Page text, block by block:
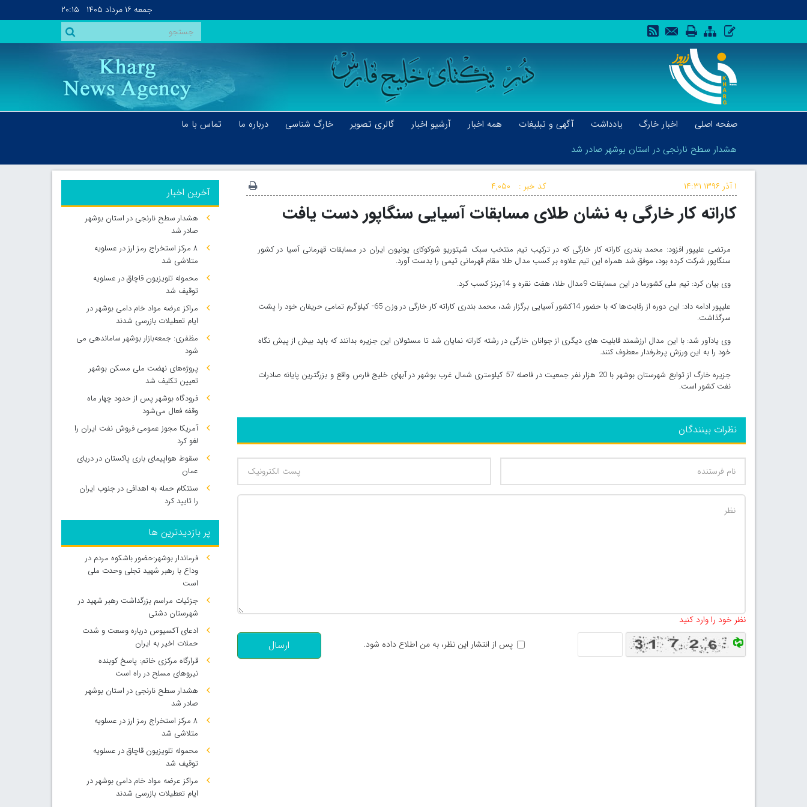
جمعه ۱۶ مرداد ۱۴۰۵ ۲۰:۱۵
صفحه اصلی اخبار خارگ یادداشت آگهی و تبلیغات همه اخبار آرشیو اخبار گالری تصویر خارگ شناسی درباره ما
تماس با ما
هشدار سطح نارنجی در استان بوشهر صادر شد
هشدار سطح نارنجی در استان بوشهر صادر شد
کد خبر : ۴,۰۵۰ ۱ آذر ۱۳۹۶ ۱۴:۳۱
کاراته کار خارگی به نشان طلای مسابقات آسیایی سنگاپور دست یافت
مرتضی علیپور افزود: محمد بندری کاراته کار خارگی که در ترکیب تیم منتخب سبک شیتوریو شوکوکای یونیون ایران در مسابقات قهرمانی آسیا در کشور
سنگاپور شرکت کرده بود، موفق شد همراه این تیم علاوه بر کسب مدال طلا مقام قهرمانی تیمی را بدست آورد.
وی بیان کرد: تیم ملی کشورما در این مسابقات 9مدال طلا، هفت نقره و 14برنز کسب کرد.
علیپور ادامه داد: این دوره از رقابت‌ها که با حضور 14کشور آسیایی برگزار شد، محمد بندری کاراته کار خارگی در وزن 65- کیلوگرم تمامی حریفان خود را پشت
سرگذاشت.
وی یادآور شد: با این مدال ارزشمند قابلیت های دیگری از جوانان خارگی در رشته کاراته نمایان شد تا مسئولان این جزیره بدانند که باید بیش از پیش نگاه
خود را به این ورزش پرطرفدار معطوف کنند.
جزیره خارگ از توابع شهرستان بوشهر با 20 هزار نفر جمعیت در فاصله 57 کیلومتری شمال غرب بوشهر در آبهای خلیج فارس واقع و بزرگترین پایانه صادرات
نفت کشور است.
نظرات بینندگان
نظر خود را وارد کنید
پس از انتشار این نظر، به من اطلاع داده شود.
ارسال
آخرین اخبار
هشدار سطح نارنجی در استان بوشهر
صادر شد
۸ مرکز استخراج رمز ارز در عسلویه
متلاشی شد
محموله تلویزیون قاچاق در عسلویه
توقیف شد
مراکز عرضه مواد خام دامی بوشهر در
ایام تعطیلات بازرسی شدند
مظفری: جمعه‌بازار بوشهر ساماندهی می‌
شود
پروژه‌های نهضت ملی مسکن بوشهر
تعیین تکلیف شد
فرودگاه بوشهر پس از حدود چهار ماه
وقفه فعال می‌شود
آمریکا مجوز عمومی فروش نفت ایران را
لغو کرد
سقوط هواپیمای باری پاکستان در دریای
عمان
سنتکام حمله به اهدافی در جنوب ایران
را تایید کرد
پر بازدیدترین ها
فرماندار بوشهر:حضور باشکوه مردم در
وداع با رهبر شهید تجلی وحدت ملی
است
جزئیات مراسم بزرگداشت رهبر شهید در
شهرستان دشتی
ادعای آکسیوس درباره وسعت و شدت
حملات اخیر به ایران
قرارگاه مرکزی خاتم: پاسخ کوبنده
نیروهای مسلح در راه است
هشدار سطح نارنجی در استان بوشهر
صادر شد
۸ مرکز استخراج رمز ارز در عسلویه
متلاشی شد
محموله تلویزیون قاچاق در عسلویه
توقیف شد
مراکز عرضه مواد خام دامی بوشهر در
ایام تعطیلات بازرسی شدند